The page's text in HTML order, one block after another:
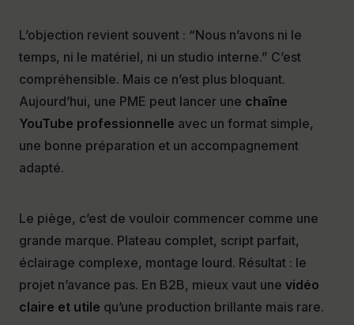
L’objection revient souvent : “Nous n’avons ni le
temps, ni le matériel, ni un studio interne.” C’est
compréhensible. Mais ce n’est plus bloquant.
Aujourd’hui, une PME peut lancer une chaîne
YouTube professionnelle avec un format simple,
une bonne préparation et un accompagnement
adapté.
Le piège, c’est de vouloir commencer comme une
grande marque. Plateau complet, script parfait,
éclairage complexe, montage lourd. Résultat : le
projet n’avance pas. En B2B, mieux vaut une vidéo
claire et utile qu’une production brillante mais rare.